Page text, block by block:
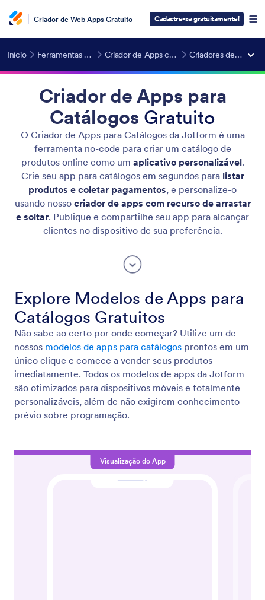
Criador de Web Apps Gratuito Cadastre-se gratuitamente!
Início Ferramentas de IA Criador de Apps com IA Criadores de Apps
Criador de Apps para
Catálogos Gratuito
O Criador de Apps para Catálogos da Jotform é uma
ferramenta no-code para criar um catálogo de
produtos online como um aplicativo personalizável.
Crie seu app para catálogos em segundos para listar
produtos e coletar pagamentos, e personalize-o
usando nosso criador de apps com recurso de arrastar
e soltar. Publique e compartilhe seu app para alcançar
clientes no dispositivo de sua preferência.
Explore Modelos de Apps para
Catálogos Gratuitos
Não sabe ao certo por onde começar? Utilize um de
nossos modelos de apps para catálogos prontos em um
único clique e comece a vender seus produtos
imediatamente. Todos os modelos de apps da Jotform
são otimizados para dispositivos móveis e totalmente
personalizáveis, além de não exigirem conhecimento
prévio sobre programação.